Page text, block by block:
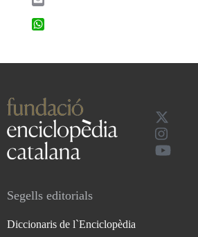
Segells editorials
Diccionaris de l`Enciclopèdia